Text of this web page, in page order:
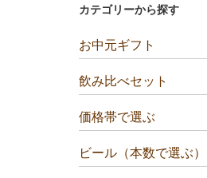
カテゴリーから探す
お中元ギフト
飲み比べセット
価格帯で選ぶ
ビール（本数で選ぶ）